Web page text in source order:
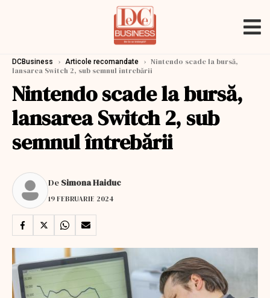
DCBusiness › Articole recomandate › Nintendo scade la bursă,
lansarea Switch 2, sub semnul întrebării
Nintendo scade la bursă,
lansarea Switch 2, sub
semnul întrebării
De Simona Haiduc
19 FEBRUARIE 2024